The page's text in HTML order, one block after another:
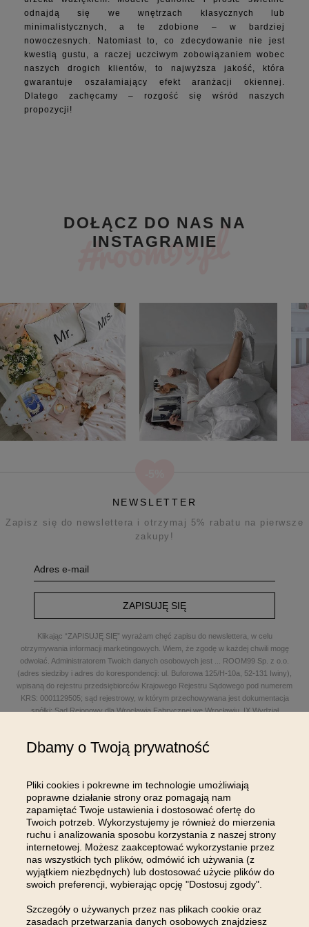
odnajdą się we wnętrzach klasycznych lub
minimalistycznych, a te zdobione – w bardziej
nowoczesnych. Natomiast to, co zdecydowanie nie jest
kwestią gustu, a raczej uczciwym zobowiązaniem wobec
naszych drogich klientów, to najwyższa jakość, która
gwarantuje oszałamiający efekt aranżacji okiennej.
Dlatego zachęcamy – rozgość się wśród naszych
propozycji!
DOŁĄCZ DO NAS NA
INSTAGRAMIE
NEWSLETTER
Zapisz się do newslettera i otrzymaj 5% rabatu na pierwsze
zakupy!
ZAPISUJĘ SIĘ
Klikając “ZAPISUJĘ SIĘ” wyrażam chęć zapisu do newslettera, w celu
otrzymywania informacji marketingowych. Wiem, że zgodę w każdej chwili mogę
odwołać. Administratorem Twoich danych osobowych jest
ROOM99 Sp. z o.o.
(adres siedziby i adres do korespondencji: ul. Buforowa 125/H-10a, 52-131 Iwiny),
wpisaną do rejestru przedsiębiorców Krajowego Rejestru Sądowego pod numerem
KRS: 0001129505; sąd rejestrowy, w którym przechowywana jest dokumentacja
spółki: Sąd Rejonowy dla Wrocławia Fabrycznej we Wrocławiu, IX Wydział
poczty elektronicznej: sklep@room99.pl. Zapoznaj się z naszym
OBSŁUGA KLIENTA
INFORMACJE
Dbamy o Twoją prywatność
Pliki cookies i pokrewne im technologie umożliwiają
poprawne działanie strony oraz pomagają nam
zapamiętać Twoje ustawienia i dostosować ofertę do
Twoich potrzeb. Wykorzystujemy je również do mierzenia
ruchu i analizowania sposobu korzystania z naszej strony
internetowej. Możesz zaakceptować wykorzystanie przez
nas wszystkich tych plików, odmówić ich używania (z
wyjątkiem niezbędnych) lub dostosować użycie plików do
swoich preferencji, wybierając opcję "Dostosuj zgody".
Szczegóły o używanych przez nas plikach cookie oraz
zasadach przetwarzania danych osobowych znajdziesz